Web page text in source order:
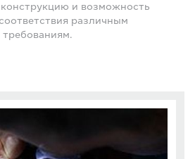
и возможность
различным